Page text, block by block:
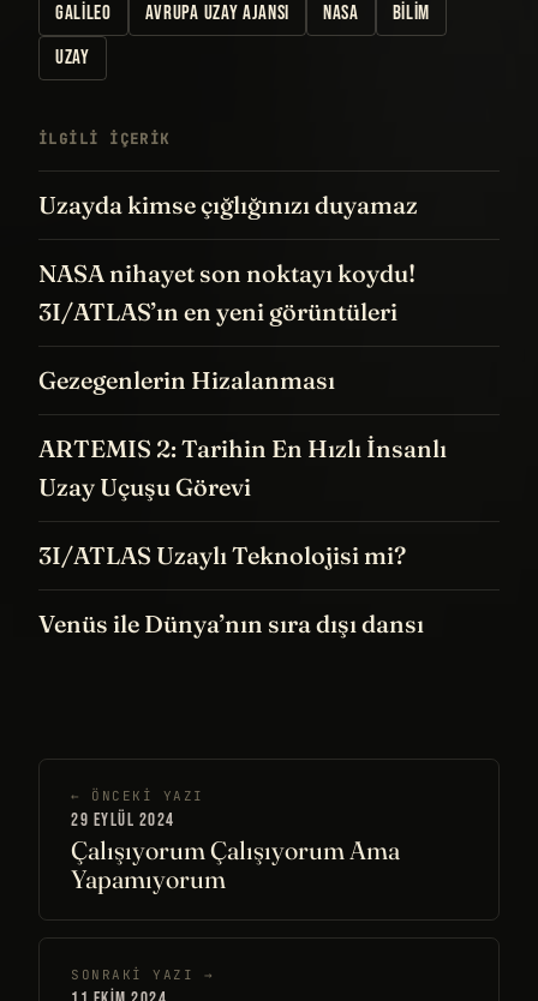
GALILEO
AVRUPA UZAY AJANSI NASA
BILIM
UZAY
İLGILI IÇERIK
Uzayda kimse çığlığınızı duyamaz
NASA nihayet son noktayı koydu!
3I/ATLAS’ın en yeni görüntüleri
Gezegenlerin Hizalanması
ARTEMIS 2: Tarihin En Hızlı İnsanlı
Uzay Uçuşu Görevi
3I/ATLAS Uzaylı Teknolojisi mi?
Venüs ile Dünya’nın sıra dışı dansı
← ÖNCEKI YAZI
29 EYLÜL 2024
Çalışıyorum Çalışıyorum Ama
Yapamıyorum
SONRAKI YAZI →